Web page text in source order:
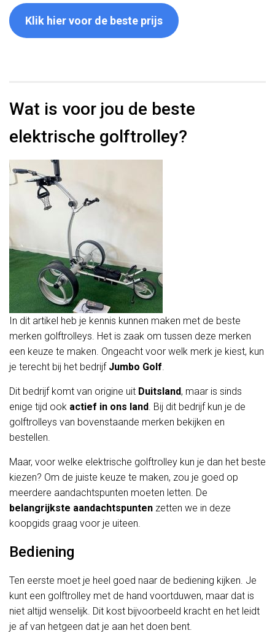
Klik hier voor de beste prijs
Wat is voor jou de beste
elektrische golftrolley?
In dit artikel heb je kennis kunnen maken met de beste
merken golftrolleys. Het is zaak om tussen deze merken
een keuze te maken. Ongeacht voor welk merk je kiest, kun
je terecht bij het bedrijf Jumbo Golf.
Dit bedrijf komt van origine uit Duitsland, maar is sinds
enige tijd ook actief in ons land. Bij dit bedrijf kun je de
golftrolleys van bovenstaande merken bekijken en
bestellen.
Maar, voor welke elektrische golftrolley kun je dan het beste
kiezen? Om de juiste keuze te maken, zou je goed op
meerdere aandachtspunten moeten letten. De
belangrijkste aandachtspunten zetten we in deze
koopgids graag voor je uiteen.
Bediening
Ten eerste moet je heel goed naar de bediening kijken. Je
kunt een golftrolley met de hand voortduwen, maar dat is
niet altijd wenselijk. Dit kost bijvoorbeeld kracht en het leidt
je af van hetgeen dat je aan het doen bent.